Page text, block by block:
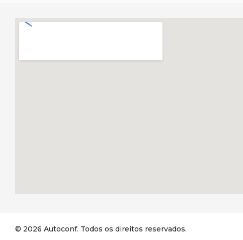
© 2026 Autoconf. Todos os direitos reservados.